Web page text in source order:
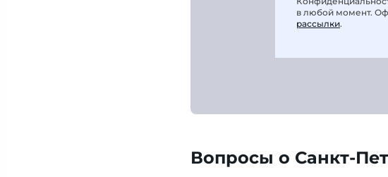
в любой момент.
рассылки.
Вопросы о Санкт-